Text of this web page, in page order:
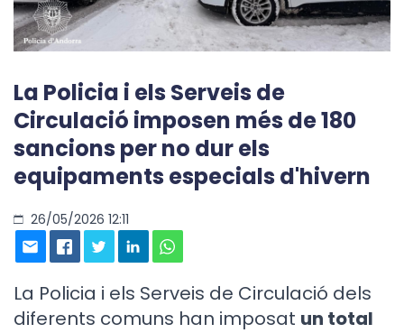
La Policia i els Serveis de
Circulació imposen més de 180
sancions per no dur els
equipaments especials d'hivern
26/05/2026 12:11
La Policia i els Serveis de Circulació dels
diferents comuns han imposat un total